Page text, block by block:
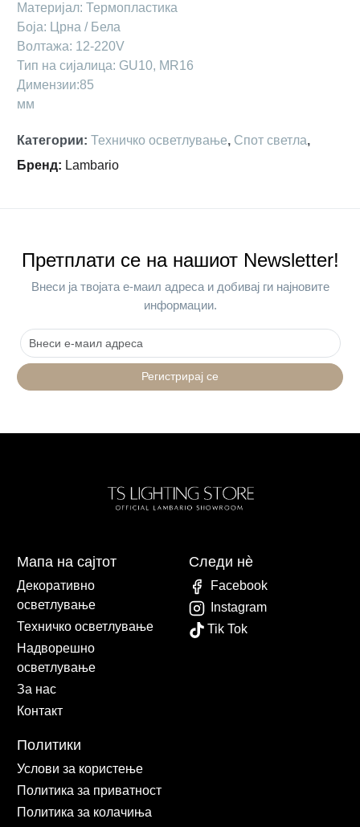
Maтеријал: Термопластика
Боја: Црна / Бела
Волтажа: 12-220V
Тип на сијалица: GU10, MR16
Димензии:85
мм
Категории: Техничко осветлување, Спот светла,
Бренд: Lambario
Претплати се на нашиот Newsletter!
Внеси ја твојата е-маил адреса и добивај ги најновите
информации.
Регистрирај се
Мапа на сајтот
Декоративно
осветлување
Техничко осветлување
Надворешно
осветлување
За нас
Контакт
Политики
Услови за користење
Политика за приватност
Политика за колачиња
Следи нè
Facebook
Instagram
Tik Tok